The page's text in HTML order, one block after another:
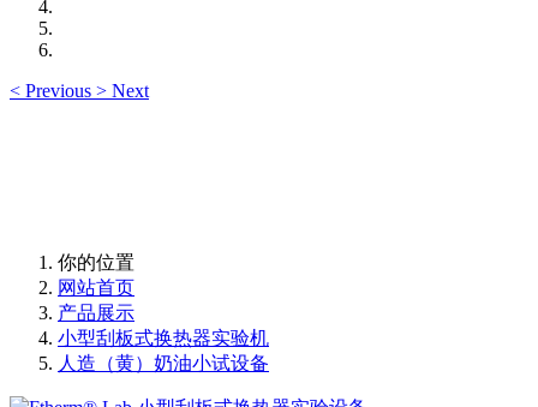
< Previous > Next
你的位置
网站首页
产品展示
小型刮板式换热器实验机
人造（黄）奶油小试设备